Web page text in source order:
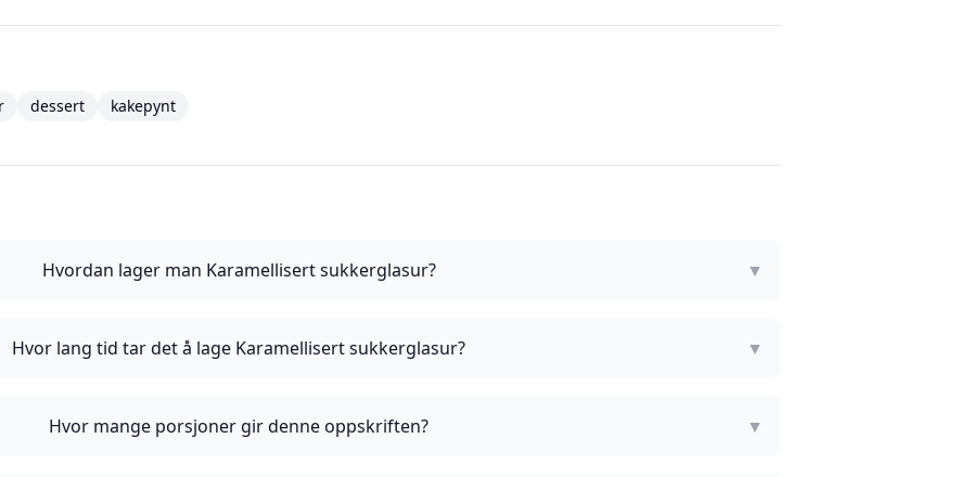
dessert kakepynt
Hvordan lager man Karamellisert sukkerglasur? ▼
Hvor lang tid tar det å lage Karamellisert sukkerglasur? ▼
Hvor mange porsjoner gir denne oppskriften? ▼